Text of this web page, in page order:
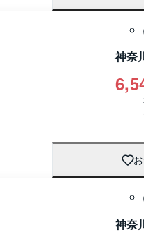
神奈
神奈